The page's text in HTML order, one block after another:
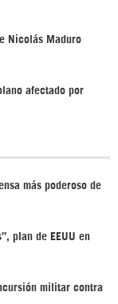
Nicolás Maduro
afectado por
más poderoso de
plan de EEUU en
militar contra